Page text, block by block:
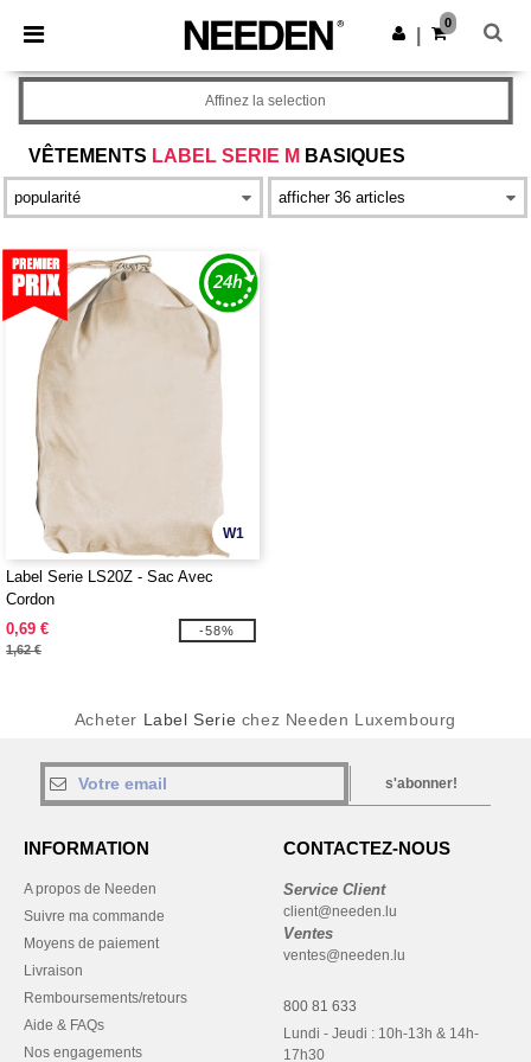
× Appli Needen
Meilleurs prix sur l’app !
Obtenir l'appli
0
VÊTEMENTS LABEL SERIE M BASIQUES
Affinez la selection
W1
Label Serie LS20Z - Sac Avec
Cordon
0,69 €
1,62 €
-58%
Acheter Label Serie chez Needen Luxembourg
s'abonner!
INFORMATION
A propos de Needen
Suivre ma commande
Moyens de paiement
Livraison
Remboursements/retours
Aide & FAQs
Nos engagements
CONTACTEZ-NOUS
Service Client
client@needen.lu
Ventes
ventes@needen.lu
800 81 633
Lundi - Jeudi : 10h-13h & 14h-
17h30